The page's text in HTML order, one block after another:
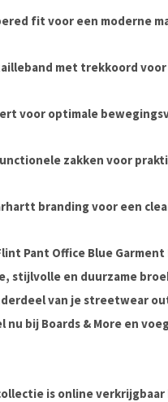
fit voor een moderne
met trekkoord
voor optimale
zakken voor
branding voor een
Pant Office Blue Garment
stijlvolle en duurzame
van je streetwear
nu bij Boards & More en
is online